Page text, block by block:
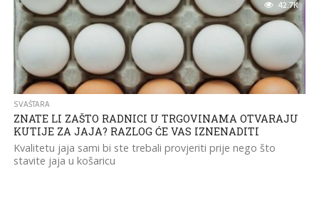
42.7K
SVAŠTARA
ZNATE LI ZAŠTO RADNICI U TRGOVINAMA OTVARAJU
KUTIJE ZA JAJA? RAZLOG ĆE VAS IZNENADITI
Kvalitetu jaja sami bi ste trebali provjeriti prije nego što
stavite jaja u košaricu